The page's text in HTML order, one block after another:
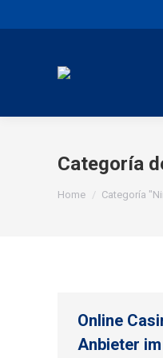
Categoría
You are here:
Home Categoría
Online
Anbieter